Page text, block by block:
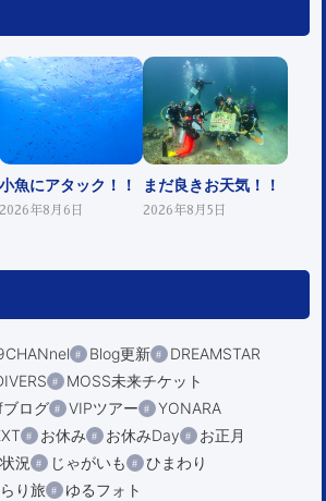
小魚にアタック！！
2026年8月6日
まだ良きお天気！！
2026年8月5日
Blog更新
DREAMSTAR
MOSS未来チケット
ログ VIPツアー
YONARA
お休み お休みDay
お正月
況 じゃがいも
ひまわり
り旅
ゆるフォト